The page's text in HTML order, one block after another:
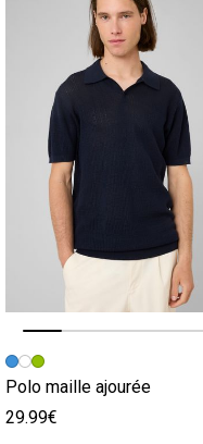
Image précédente
Image suivante
Polo maille ajourée
29.99€